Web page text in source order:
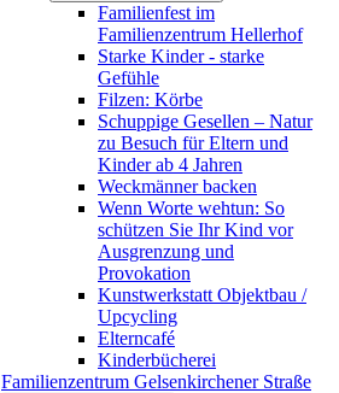
Familienfest im
Familienzentrum Hellerhof
Starke Kinder - starke
Gefühle
Filzen: Körbe
Schuppige Gesellen – Natur
zu Besuch für Eltern und
Kinder ab 4 Jahren
Weckmänner backen
Wenn Worte wehtun: So
schützen Sie Ihr Kind vor
Ausgrenzung und
Provokation
Kunstwerkstatt Objektbau /
Upcycling
Elterncafé
Kinderbücherei
Familienzentrum Gelsenkirchener Straße